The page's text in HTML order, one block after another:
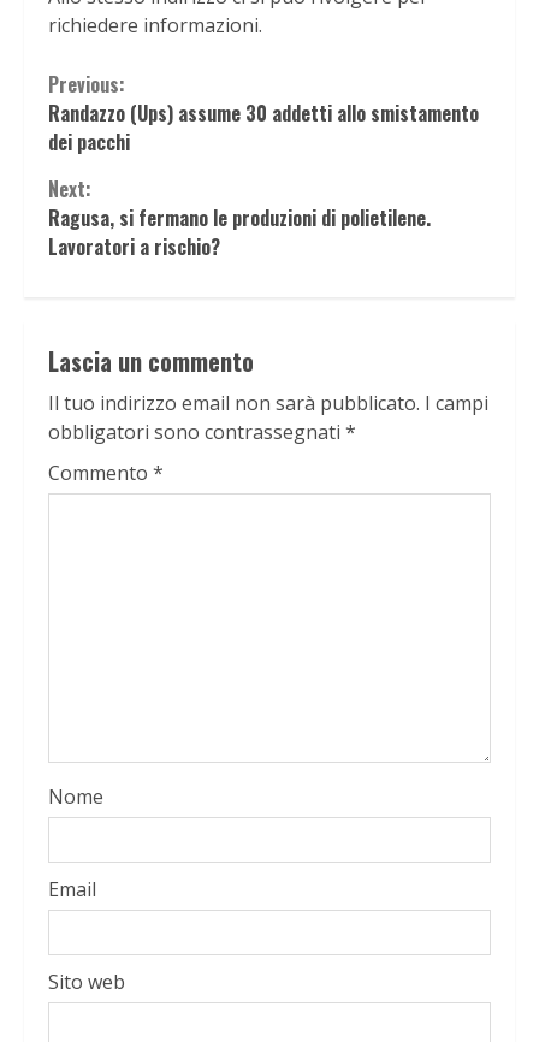
richiedere informazioni.
Continue
Reading
Previous:
Randazzo (Ups) assume 30 addetti allo smistamento
dei pacchi
Next:
Ragusa, si fermano le produzioni di polietilene.
Lavoratori a rischio?
Lascia un commento
Il tuo indirizzo email non sarà pubblicato. I campi
obbligatori sono contrassegnati *
Commento *
Nome
Email
Sito web